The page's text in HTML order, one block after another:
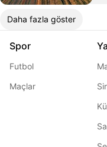
Daha fazla göster
Spor
Futbol
Maçlar